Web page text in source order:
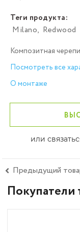
Теги продукта:
Milano, Redwood
Композитная
Посмотреть все
О монтаже
или
Предыдущий